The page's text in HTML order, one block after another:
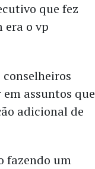
que fez
era o vp
assuntos que
adicional de
fazendo um